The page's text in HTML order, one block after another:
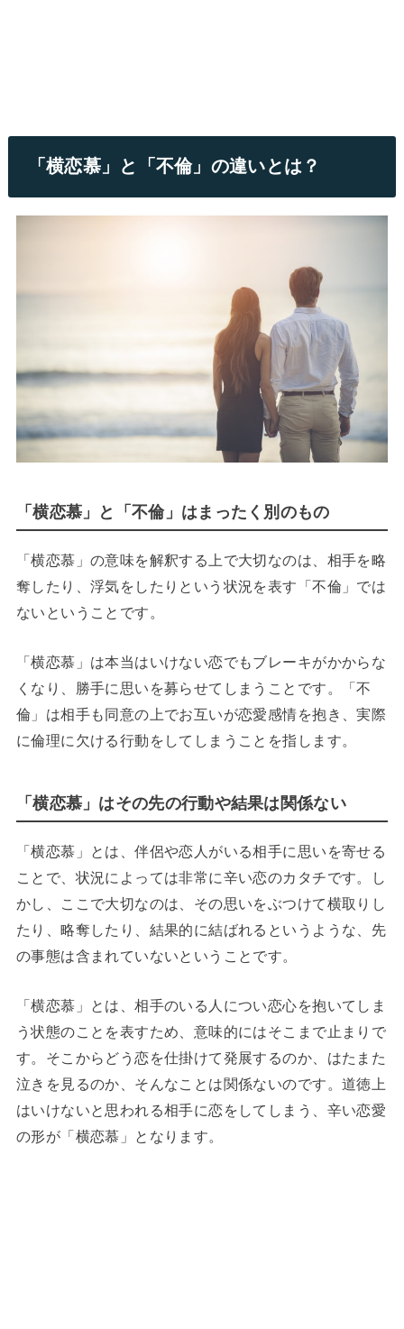
「横恋慕」と「不倫」の違いとは？
「横恋慕」と「不倫」はまったく別のもの
「横恋慕」の意味を解釈する上で大切なのは、相手を略
奪したり、浮気をしたりという状況を表す「不倫」では
ないということです。
「横恋慕」は本当はいけない恋でもブレーキがかからな
くなり、勝手に思いを募らせてしまうことです。「不
倫」は相手も同意の上でお互いが恋愛感情を抱き、実際
に倫理に欠ける行動をしてしまうことを指します。
「横恋慕」はその先の行動や結果は関係ない
「横恋慕」とは、伴侶や恋人がいる相手に思いを寄せる
ことで、状況によっては非常に辛い恋のカタチです。し
かし、ここで大切なのは、その思いをぶつけて横取りし
たり、略奪したり、結果的に結ばれるというような、先
の事態は含まれていないということです。
「横恋慕」とは、相手のいる人につい恋心を抱いてしま
う状態のことを表すため、意味的にはそこまで止まりで
す。そこからどう恋を仕掛けて発展するのか、はたまた
泣きを見るのか、そんなことは関係ないのです。道徳上
はいけないと思われる相手に恋をしてしまう、辛い恋愛
の形が「横恋慕」となります。